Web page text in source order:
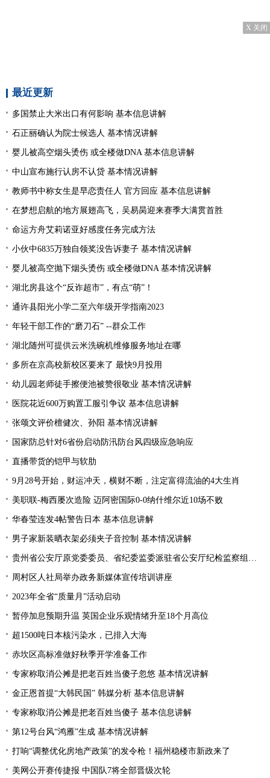
X 关闭
最近更新
多国禁止大米出口有何影响 基本信息讲解
石正丽确认为院士候选人 基本情况讲解
婴儿被高空烟头烫伤 或全楼做DNA 基本信息讲解
中山宣布施行认房不认贷 基本情况讲解
教师书中称女生是早恋责任人 官方回应 基本信息讲解
在梦想启航的地方展翅高飞，吴易昺迎来赛季大满贯首胜
命运方舟艾莉诺亚好感度任务完成方法
小伙中6835万独自领奖没告诉妻子 基本情况讲解
婴儿被高空抛下烟头烫伤 或全楼做DNA 基本情况讲解
湖北房县这个“反诈超市”，有点“萌”！
通许县阳光小学二至六年级开学指南2023
年轻干部工作的“磨刀石” --群众工作
湖北随州可提供云米洗碗机维修服务地址在哪
多所在京高校新校区要来了 最快9月投用
幼儿园老师徒手擦便池被赞很敬业 基本情况讲解
医院花近600万购置工服引争议 基本信息讲解
张颂文评价檀健次、孙阳 基本情况讲解
国家防总针对6省份启动防汛防台风四级应急响应
直播带货的铠甲与软肋
9月28号开始，财运冲天，横财不断，注定富得流油的4大生肖
美职联-梅西屡次造险 迈阿密国际0-0纳什维尔近10场不败
华春莹连发4帖警告日本 基本信息讲解
男子家新装晒衣架必须夹子音控制 基本情况讲解
贵州省公安厅原党委委员、省纪委监委派驻省公安厅纪检监察组原组长陈罡接受纪律审查和监察调查
周村区人社局举办政务新媒体宣传培训讲座
2023年全省“质量月”活动启动
暂停加息预期升温 英国企业乐观情绪升至18个月高位
超1500吨日本核污染水，已排入大海
赤坎区高标准做好秋季开学准备工作
专家称取消公摊是把老百姓当傻子忽悠 基本情况讲解
金正恩首提“大韩民国” 韩媒分析 基本信息讲解
专家称取消公摊是把老百姓当傻子 基本信息讲解
第12号台风“鸿雁”生成 基本情况讲解
打响“调整优化房地产政策”的发令枪！福州稳楼市新政来了
美网公开赛传捷报 中国队7将全部晋级次轮